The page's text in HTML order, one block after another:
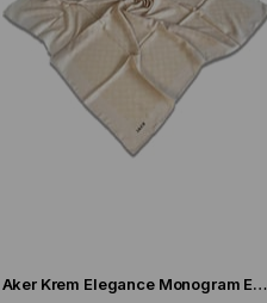
Aker Krem Elegance Monogram Eşarp 1090500 - 981